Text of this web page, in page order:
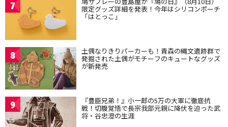
7 限定グッズ詳細を発表！今年はシリコンポーチ
「はとっこ」
8 土偶なりきりパーカーも！青森の縄文遺跡群で
発掘された土偶がモチーフのキュートなグッズ
が新発売
9 『豊臣兄弟！』小一郎の5万の大軍に徹底抗
戦！切腹覚悟で長宗我部元親に降伏を迫った武
将・谷忠澄の生涯